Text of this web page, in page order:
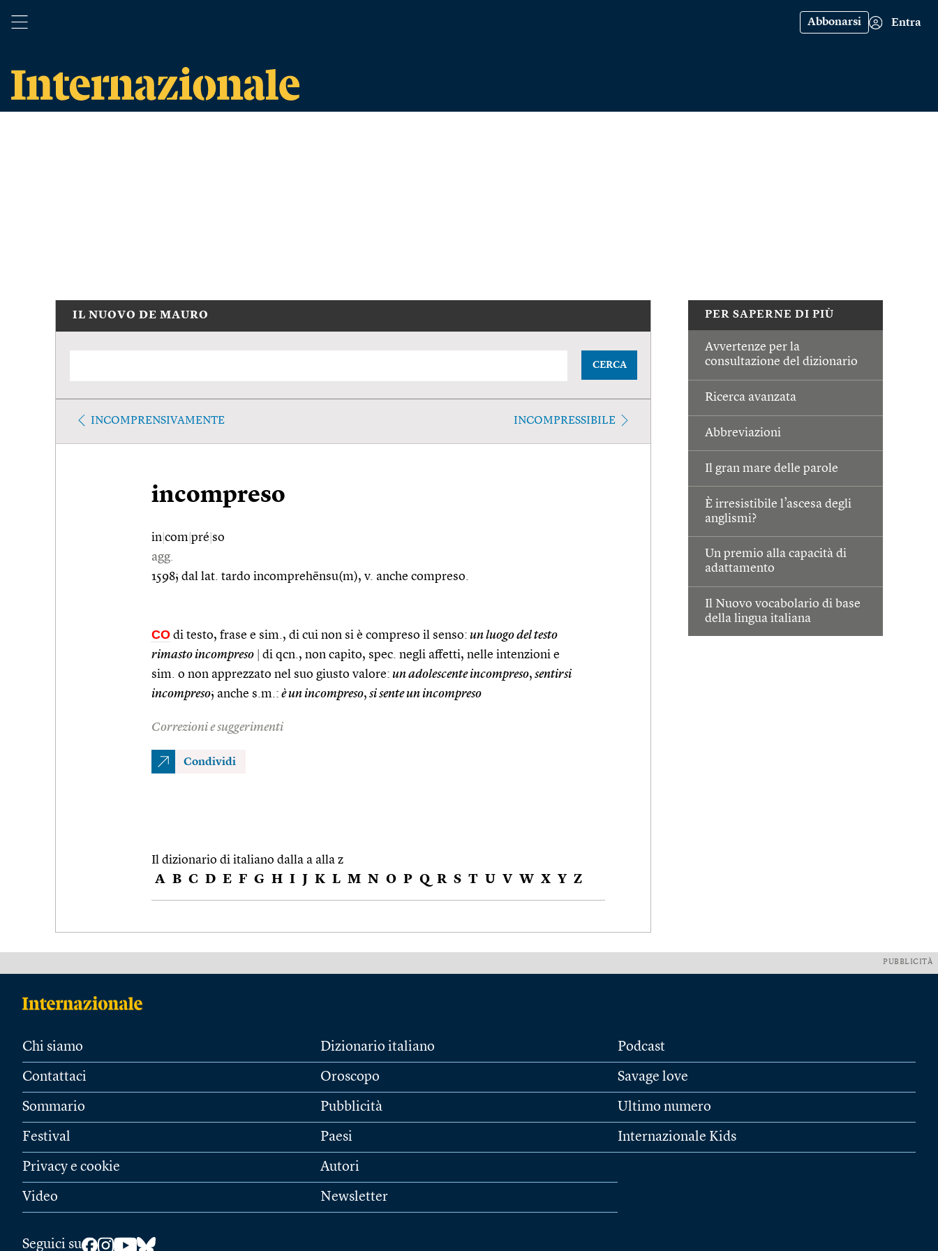
Abbonarsi Entra
PER SAPERNE DI PIÙ
Avvertenze per la
consultazione del dizionario
Ricerca avanzata
Abbreviazioni
Il gran mare delle parole
È irresistibile l’ascesa degli
anglismi?
Un premio alla capacità di
adattamento
Il Nuovo vocabolario di base
della lingua italiana
IL NUOVO DE MAURO
CERCA
INCOMPRENSIVAMENTE INCOMPRESSIBILE
incompreso
in com pré so
agg.
1598; dal lat. tardo incomprehēnsu(m), v. anche compreso.
CO di testo, frase e sim., di cui non si è compreso il senso: un luogo del testo
rimasto incompreso
di qcn., non capito, spec. negli affetti, nelle intenzioni e
sim. o non apprezzato nel suo giusto valore: un adolescente incompreso, sentirsi
incompreso; anche s.m.: è un incompreso, si sente un incompreso
Correzioni e suggerimenti
Condividi
Il dizionario di italiano dalla a alla z
A B C D E F G H I J K L M N O P Q R S T U V W X Y Z
PUBBLICITÀ
Chi siamo
Contattaci
Sommario
Festival
Privacy e cookie
Video
Dizionario italiano
Oroscopo
Pubblicità
Paesi
Autori
Newsletter
Podcast
Savage love
Ultimo numero
Internazionale Kids
Seguici su